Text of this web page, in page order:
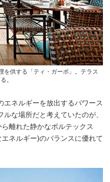
を供する「ティ・ガーボ」。テラス
。
ネルギーを放出するパワース
な場所だと考えていたのが、
離れた静かなボルテックス
ネルギー)のバランスに優れて